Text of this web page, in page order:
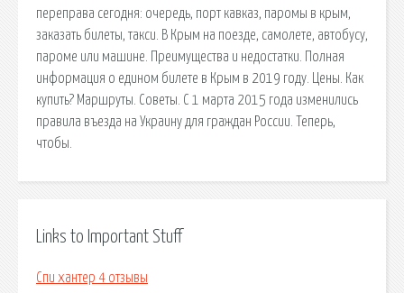
переправа сегодня: очередь, порт кавказ, паромы в крым,
заказать билеты, такси. В Крым на поезде, самолете, автобусу,
пароме или машине. Преимущества и недостатки. Полная
информация о едином билете в Крым в 2019 году. Цены. Как
купить? Маршруты. Советы. С 1 марта 2015 года изменились
правила въезда на Украину для граждан России. Теперь,
чтобы.
Links to Important Stuff
Спи хантер 4 отзывы